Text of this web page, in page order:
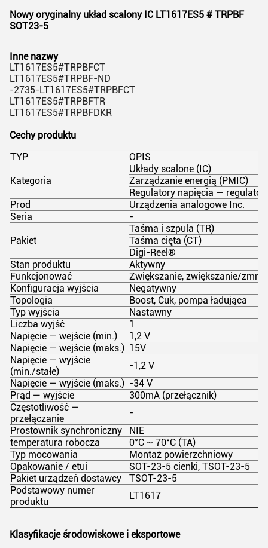
Nowy oryginalny układ scalony IC LT1617ES5 # TRPBF
SOT23-5
Inne nazwy
LT1617ES5#TRPBFCT
LT1617ES5#TRPBF-ND
-2735-LT1617ES5#TRPBFCT
LT1617ES5#TRPBFTR
LT1617ES5#TRPBFDKR
Cechy produktu
TYP
OPIS
Kategoria
Układy scalone (IC)
Zarządzanie energią (PMIC)
Regulatory napięcia —
Prod
Urządzenia analogowe Inc.
Seria
-
Pakiet
Taśma i szpula (TR)
Taśma cięta (CT)
Digi-Reel®
Stan produktu
Aktywny
Funkcjonować
Zwiększanie, zwiększanie/
Konfiguracja wyjścia
Negatywny
Topologia
Boost, Cuk, pompa ładująca
Typ wyjścia
Nastawny
Liczba wyjść
1
Napięcie — wejście (min.)
1,2 V
Napięcie — wejście (maks.) 15V
Napięcie — wyjście
(min./stałe)
-1,2 V
Napięcie — wyjście (maks.) -34 V
Prąd — wyjście
300mA (przełącznik)
Częstotliwość —
przełączanie
-
Prostownik synchroniczny
NIE
temperatura robocza
0°C ~ 70°C (TA)
Typ mocowania
Montaż powierzchniowy
Opakowanie / etui
SOT-23-5 cienki, TSOT-23-5
Pakiet urządzeń dostawcy
TSOT-23-5
Podstawowy numer
produktu
LT1617
Klasyfikacje środowiskowe i eksportowe